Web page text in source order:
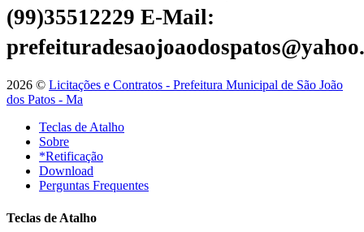
(99)35512229 E-Mail:
2026 © Licitações e Contratos - Prefeitura Municipal de São João
dos Patos - Ma
Teclas de Atalho
Sobre
*Retificação
Download
Perguntas Frequentes
Teclas de Atalho